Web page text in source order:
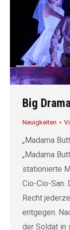
Big
Neuigkeiten
„Madama
„Madama
stationierte
Cio-Cio-San.
Recht
entgegen.
der Soldat in